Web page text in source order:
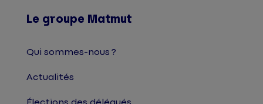
Le groupe Matmut
Qui sommes-nous ?
Actualités